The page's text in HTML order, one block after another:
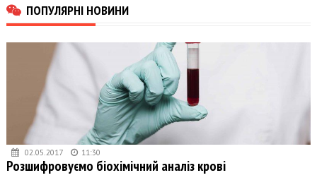
ПОПУЛЯРНІ НОВИНИ
02.05.2017 11:30
Розшифровуємо біохімічний аналіз крові